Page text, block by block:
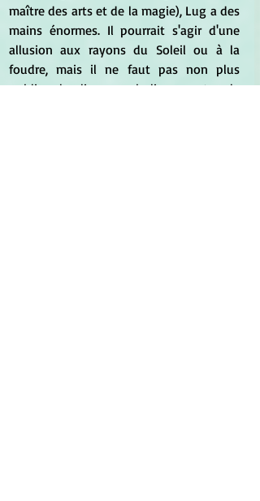
maître des arts et de la magie), Lug a des
mains énormes. Il pourrait s'agir d'une
allusion aux rayons du Soleil ou à la
foudre, mais il ne faut pas non plus
oublier le lien symbolique entre la